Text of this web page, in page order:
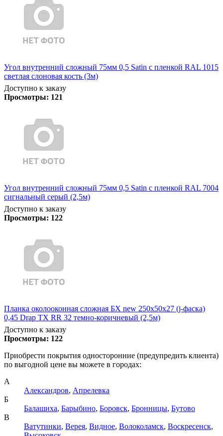
Угол внутренний сложный 75мм 0,5 Satin с пленкой RAL 1015
светлая слоновая кость (3м)
Доступно к заказу
Просмотры: 121
Угол внутренний сложный 75мм 0,5 Satin с пленкой RAL 7004
сигнальный серый (2,5м)
Доступно к заказу
Просмотры: 122
Планка околооконная сложная БХ new 250х50х27 (j-фаска)
0,45 Drap TX RR 32 темно-коричневый (2,5м)
Доступно к заказу
Просмотры: 122
Приобрести покрытия односторонние (предупредить клиента)
по выгодной цене вы можете в городах:
А
Александров, Апрелевка
Б
Балашиха, Барыбино, Боровск, Бронницы, Бутово
В
Ватутинки, Верея, Видное, Волоколамск, Воскресенск,